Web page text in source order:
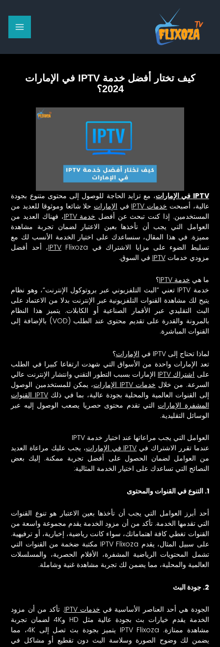
المحتوى
كيف تختار أفضل خدمة IPTV في الإمارات
2024؟
IPTV في الإمارات
، مع تزايد الحاجة للوصول إلى محتوى متنوع بجودة
عالية، أصبحت خدمات IPTV في الإمارات حلا شائعا وموثوقا للعديد من
المستخدمين. إذا كنت تبحث عن أفضل خدمة IPTV
، فهناك العديد من
العوامل التي يجب أن تأخذها بعين الاعتبار لضمان تجربة مشاهدة
مميزة. في هذا المقال، سنساعدك على اختيار الخدمة الأنسب لك مع
تسليط الضوء على مزايا الاشتراك في
IPTVFlixoza، أحد أفضل
مزودي خدماتIPTV في السوق.
ما هي خدمة IPTV
؟
خدمة IPTV تعني “
البث التلفزيوني عبر بروتوكول الإنترنت“، وهو نظام
يتيح لك مشاهدة القنوات التلفزيونية عبر الإنترنت بدلا من الاعتماد على
البث التقليدي عبر الأقمار الصناعية أو الكابلات. يتميز هذا النظام
بالمرونة والقدرة على تقديم محتوى عند الطلب (VOD) بالإضافة إلى
القنوات المباشرة.
لماذا تحتاج إلى IPTV في الإمارات؟
تعد الإمارات واحدة من الأسواق التي شهدت ارتفاعا كبيرا في الطلب
على اشتراك IPTV
الإمارات بسبب التطور التقني وانتشار الإنترنت عالي
السرعة. من خلال خدمات IPTV الإمارات
، يمكن للمستخدمين الوصول
إلى القنوات العالمية والمحلية بجودة عالية، بما في ذلك
IPTV القنوات
المشفرة الإمارات التي تقدم محتوى حصريا يصعب الوصول إليه عبر
الوسائل التقليدية.
العوامل التي يجب مراعاتها عند اختيار خدمة IPTV
عندما تقرر الاشتراك في IPTV في الإمارات
، يجب عليك مراعاة العديد
من العوامل لضمان الحصول على أفضل تجربة ممكنة. إليك بعض
النصائح التي تساعدك على اختيار الخدمة المثالية:
1. التنوع في القنوات والمحتوى
أحد أبرز العوامل التي يجب أن تأخذها بعين الاعتبار هو تنوع القنوات
التي تقدمها الخدمة. تأكد من أن مزود الخدمة يقدم مجموعة واسعة من
القنوات تغطي كافة اهتماماتك، سواء كانت رياضية، إخبارية، أو ترفيهية.
على سبيل المثال، يقدم IPTV Flixoza مكتبة ضخمة من القنوات التي
تشمل المحتويات الرياضية المشفرة، الأفلام الحصرية، والمسلسلات
العالمية والمحلية، مما يضمن لك تجربة مشاهدة غنية وشاملة.
2. جودة البث
الجودة هي أحد العناصر الأساسية في خدمات IPTV
. تأكد من أن مزود
الخدمة يقدم خيارات بث بجودة عالية مثل HD و4K لضمان تجربة
مشاهدة ممتازة. IPTV Flixoza يتميز بجودة بث تصل إلى 4K، مما
يضمن لك وضوح الصورة وسلاسة البث دون تقطيع أو مشاكل في